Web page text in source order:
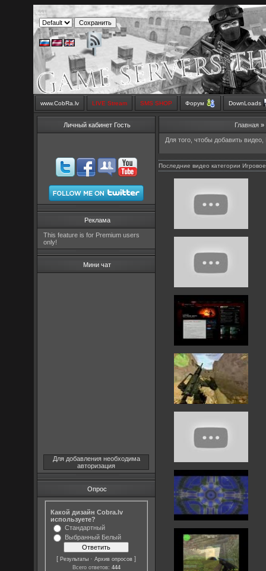
www.CobRa.lv LIVE Stream SMS SHOP Форум DownLoads
Личный кабинет Гость
Реклама
This feature is for Premium users
only!
Мини чат
Для добавления необходима
авторизация
Опрос
Какой дизайн Cobra.lv
используете?
Стандартный
Выбранный Белый
[Результаты ·Архив опросов ]
Всего ответов: 444
Главная »
Для того, чтобы добавить
Последние видео категории